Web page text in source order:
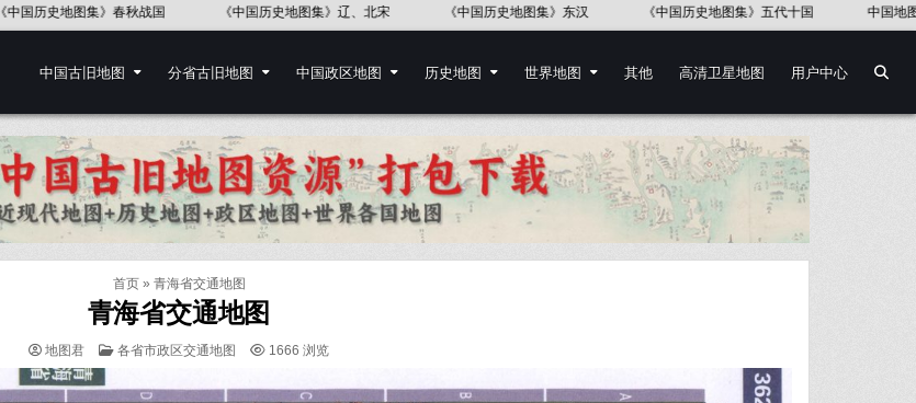
《中国历史地图集》五代十国 中国地图出版社《世界历史地图集》 《中国语言地图集》37幅 《第一次世界大战地图集(英文版)
中国古旧地图 分省古旧地图 中国政区地图 历史地图 世界地图 其他 高清卫星地图 用户中心
首页» 青海省交通地图
青海省交通地图
地图君
POSTED
各省市政区交通地图 1666 浏览